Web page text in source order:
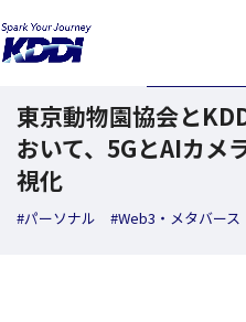
メニ
東京動物園協会と
おいて、5GとAIカメ
視化
#パーソナル #Web3・メタバース